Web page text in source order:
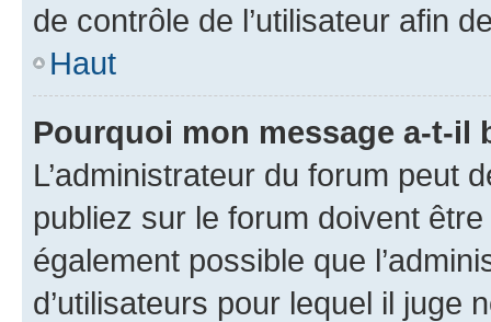
de contrôle de l’utilisateur afin
Haut
Pourquoi mon message a-t-il
L’administrateur du forum peut
publiez sur le forum doivent
également possible que
d’utilisateurs pour lequel il juge